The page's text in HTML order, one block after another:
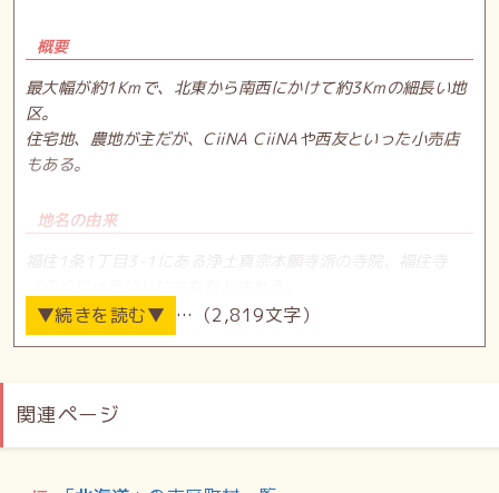
概要
最大幅が約1Kmで、北東から南西にかけて約3Kmの細長い地
区。
住宅地、農地が主だが、CiiNA CiiNAや西友といった小売店
もある。
地名の由来
福住1条1丁目3-1にある浄土真宗本願寺派の寺院、福住寺
「福が住む」といった縁起の良さからとったとされる説もあ
る。
を境界とする）
…（2,819文字）
関連ページ